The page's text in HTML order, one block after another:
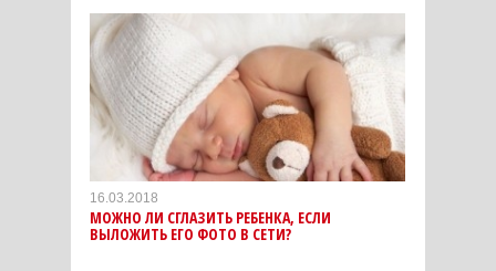
16.03.2018
МОЖНО ЛИ СГЛАЗИТЬ РЕБЕНКА, ЕСЛИ
ВЫЛОЖИТЬ ЕГО ФОТО В СЕТИ?